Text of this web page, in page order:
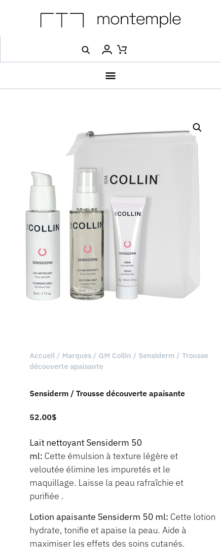
Accueil / Marques / GM Collin / Sensiderm / Trousse
découverte apaisante
Sensiderm / Trousse découverte apaisante
52.00$
Lait nettoyant Sensiderm 50
ml: Cette émulsion à texture légère et
veloutée élimine les impuretés et le
maquillage. Laisse la peau rafraîchie et
purifiée .
Lotion apaisante Sensiderm 50 ml: Cette lotion
hydrate, tonifie et apaise la peau. Aide à
maximiser les effets des soins cutanés.